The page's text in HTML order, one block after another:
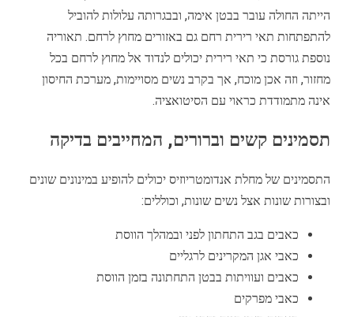
הייתה החולה עובר בבטן אימה, ובבגרותה עלולות להוביל
להתפתחות תאי רירית רחם גם באזורים מחוץ לרחם. תאוריה
נוספת גורסת כי תאי רירית יכולים לנדוד אל מחוץ לרחם בכל
מחזור, וזה אכן מוכח, אך בקרב נשים מסויימות, מערכת החיסון
אינה מתמודדת כראוי עם הסיטואציה.
תסמינים קשים וברורים, המחייבים בדיקה
התסמינים של מחלת אנדומטריוזיס יכולים להופיע במינונים שונים
ובצורות שונות אצל נשים שונות, וכוללים:
כאבים בגב התחתון לפני ובמהלך הווסת
כאבי אגן המקרינים לרגליים
כאבים ועוויתות בבטן התחתונה בזמן הווסת
כאבי מפרקים